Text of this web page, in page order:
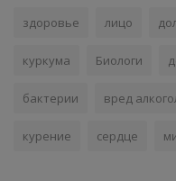
здоровье лицо
куркума Биологи
бактерии вред
курение сердце